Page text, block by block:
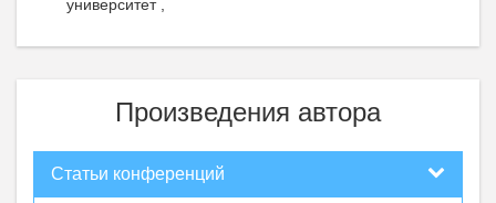
университет ,
Произведения автора
Статьи конференций